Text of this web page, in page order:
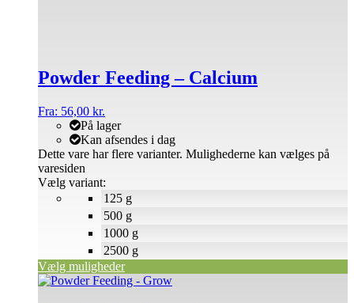
Powder Feeding – Calcium
Fra: 56,00 kr.
På lager
Kan afsendes i dag
Vælg variant:
Vælg muligheder
Dette vare har flere varianter. Mulighederne kan vælges på
varesiden
125 g
500 g
1000 g
2500 g